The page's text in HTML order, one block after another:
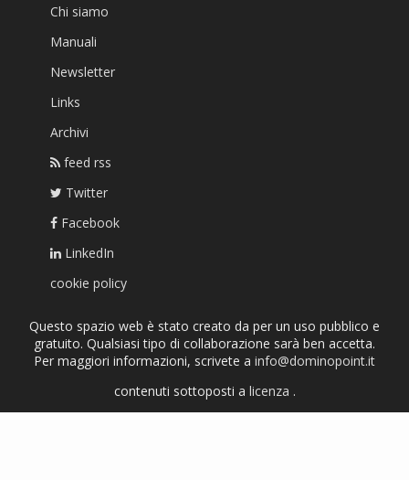
Chi siamo
Manuali
Newsletter
Links
Archivi
feed rss
Twitter
Facebook
LinkedIn
cookie policy
Questo spazio web è stato creato da per un uso pubblico e
gratuito. Qualsiasi tipo di collaborazione sarà ben accetta.
Per maggiori informazioni, scrivete a info@dominopoint.it
contenuti sottoposti a licenza .